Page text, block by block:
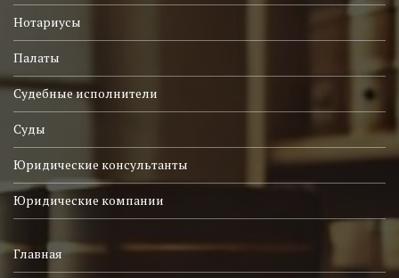
Нотариусы
Палаты
Судебные исполнители
Суды
Юридические консультанты
Юридические компании
Главная